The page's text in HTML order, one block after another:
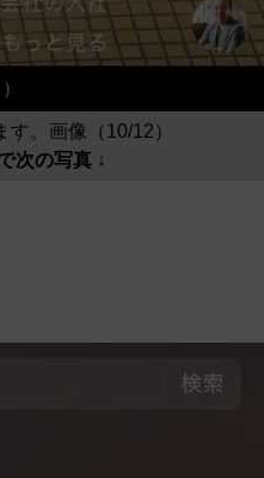
す。画像（10/12）
次の写真 ↓